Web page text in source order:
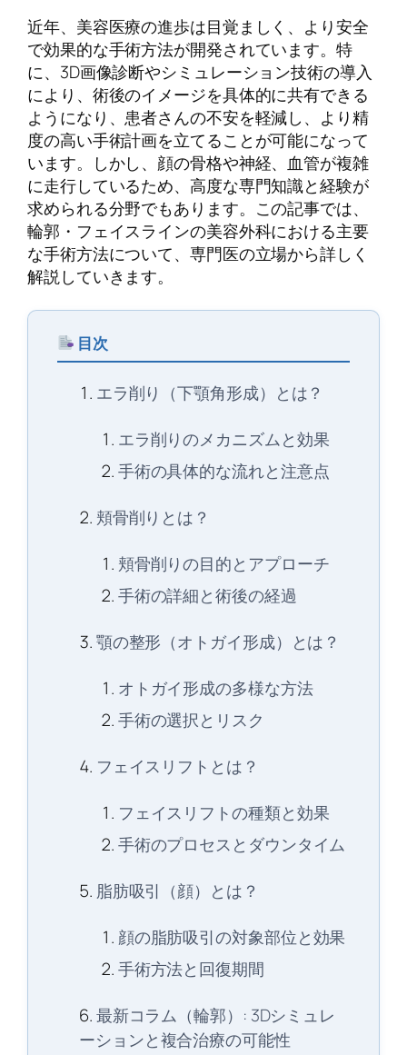
近年、美容医療の進歩は目覚ましく、より安全
で効果的な手術方法が開発されています。特
に、3D画像診断やシミュレーション技術の導入
により、術後のイメージを具体的に共有できる
ようになり、患者さんの不安を軽減し、より精
度の高い手術計画を立てることが可能になって
います。しかし、顔の骨格や神経、血管が複雑
に走行しているため、高度な専門知識と経験が
求められる分野でもあります。この記事では、
輪郭・フェイスラインの美容外科における主要
な手術方法について、専門医の立場から詳しく
解説していきます。
目次
エラ削り（下顎角形成）とは？
エラ削りのメカニズムと効果
手術の具体的な流れと注意点
頬骨削りとは？
頬骨削りの目的とアプローチ
手術の詳細と術後の経過
顎の整形（オトガイ形成）とは？
オトガイ形成の多様な方法
手術の選択とリスク
フェイスリフトとは？
フェイスリフトの種類と効果
手術のプロセスとダウンタイム
脂肪吸引（顔）とは？
顔の脂肪吸引の対象部位と効果
手術方法と回復期間
最新コラム（輪郭）: 3Dシミュレ
ーションと複合治療の可能性